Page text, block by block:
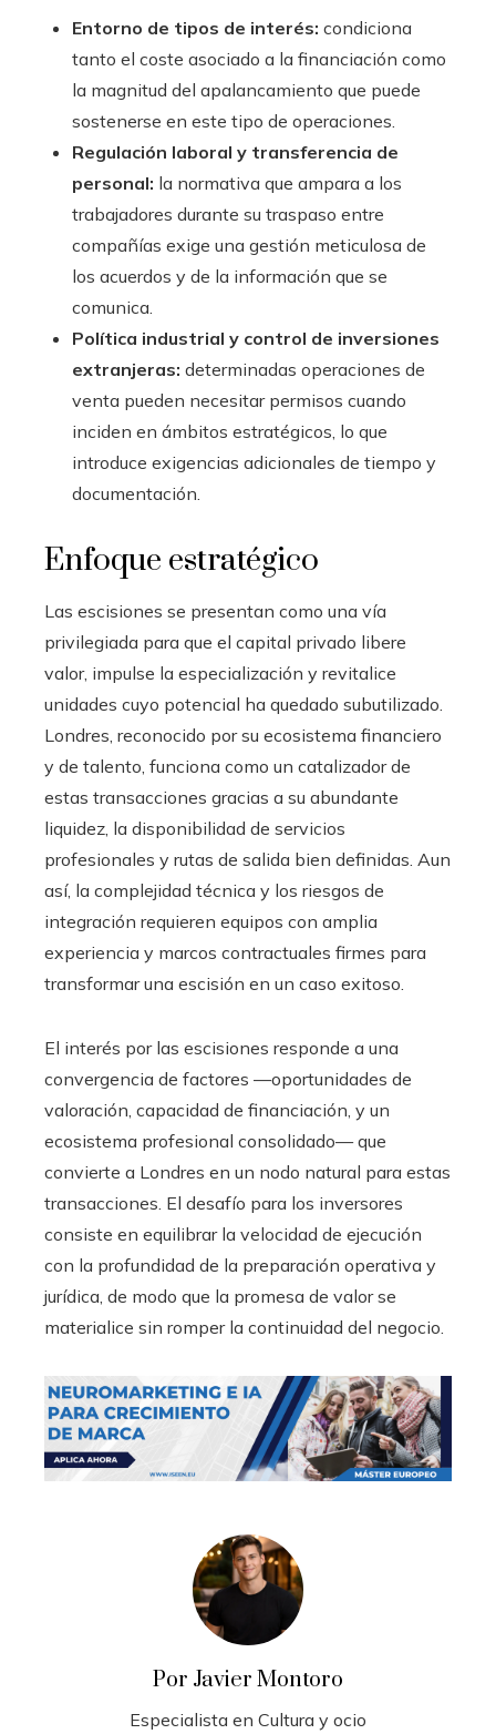
Entorno de tipos de interés: condiciona
tanto el coste asociado a la financiación como
la magnitud del apalancamiento que puede
sostenerse en este tipo de operaciones.
Regulación laboral y transferencia de
personal: la normativa que ampara a los
trabajadores durante su traspaso entre
compañías exige una gestión meticulosa de
los acuerdos y de la información que se
comunica.
Política industrial y control de inversiones
extranjeras: determinadas operaciones de
venta pueden necesitar permisos cuando
inciden en ámbitos estratégicos, lo que
introduce exigencias adicionales de tiempo y
documentación.
Enfoque estratégico
Las escisiones se presentan como una vía
privilegiada para que el capital privado libere
valor, impulse la especialización y revitalice
unidades cuyo potencial ha quedado subutilizado.
Londres, reconocido por su ecosistema financiero
y de talento, funciona como un catalizador de
estas transacciones gracias a su abundante
liquidez, la disponibilidad de servicios
profesionales y rutas de salida bien definidas. Aun
así, la complejidad técnica y los riesgos de
integración requieren equipos con amplia
experiencia y marcos contractuales firmes para
transformar una escisión en un caso exitoso.
El interés por las escisiones responde a una
convergencia de factores —oportunidades de
valoración, capacidad de financiación, y un
ecosistema profesional consolidado— que
convierte a Londres en un nodo natural para estas
transacciones. El desafío para los inversores
consiste en equilibrar la velocidad de ejecución
con la profundidad de la preparación operativa y
jurídica, de modo que la promesa de valor se
materialice sin romper la continuidad del negocio.
Por Javier Montoro
Especialista en Cultura y ocio